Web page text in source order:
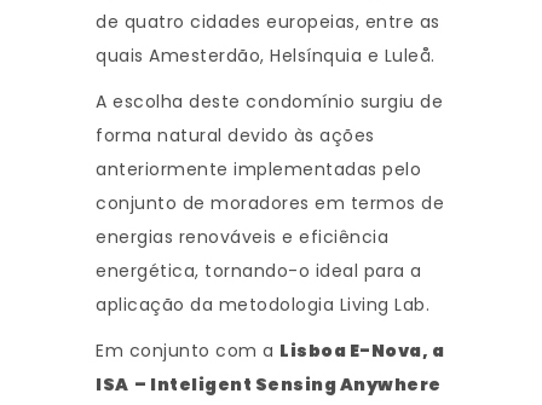
de quatro cidades europeias, entre as
quais Amesterdão, Helsínquia e Luleå.
A escolha deste condomínio surgiu de
forma natural devido às ações
anteriormente implementadas pelo
conjunto de moradores em termos de
energias renováveis e eficiência
energética, tornando-o ideal para a
aplicação da metodologia Living Lab.
Em conjunto com a Lisboa E-Nova, a
ISA – Inteligent Sensing Anywhere